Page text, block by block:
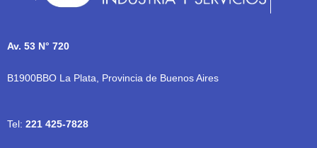
Av. 53 N° 720
B1900BBO La Plata, Provincia de Buenos Aires
Tel: 221 425-7828